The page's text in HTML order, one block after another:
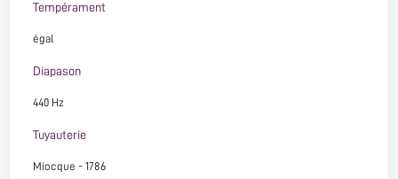
Tempérament
égal
Diapason
440 Hz
Tuyauterie
Miocque - 1786